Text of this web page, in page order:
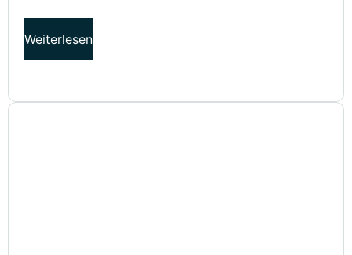
Weiterlesen